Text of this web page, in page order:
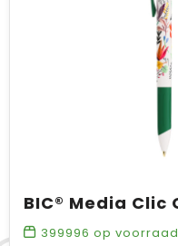
399996 op voorraad